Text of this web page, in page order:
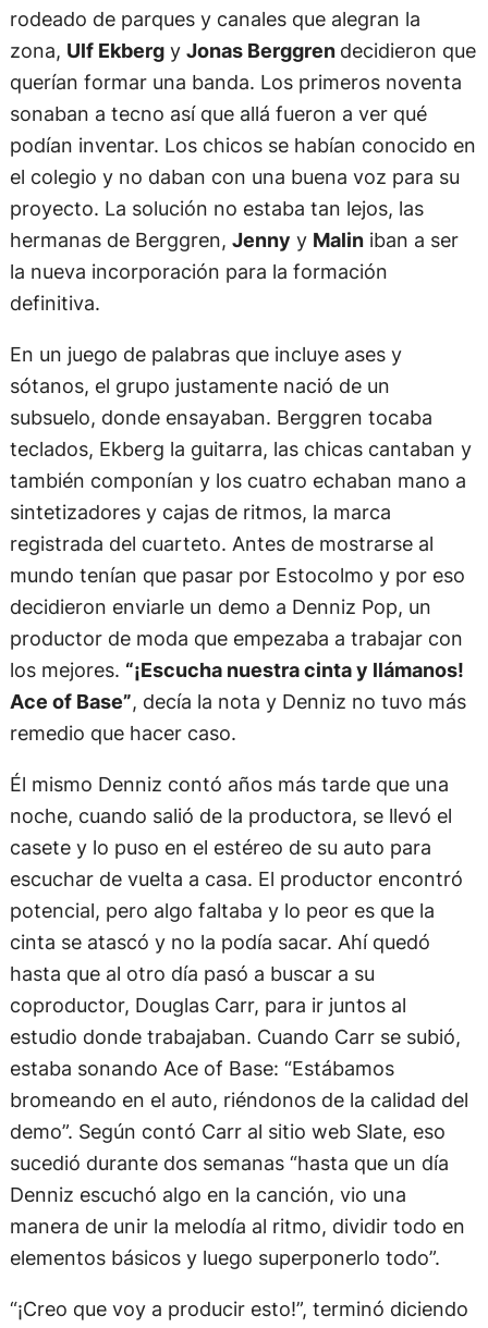
rodeado de parques y canales que alegran la
zona, Ulf Ekbergy Jonas Berggren decidieron que
querían formar una banda. Los primeros noventa
sonaban a tecno así que allá fueron a ver qué
podían inventar. Los chicos se habían conocido en
el colegio y no daban con una buena voz para su
proyecto. La solución no estaba tan lejos, las
hermanas de Berggren, Jenny y Maliniban a ser
la nueva incorporación para la formación
definitiva.
En un juego de palabras que incluye ases y
sótanos, el grupo justamente nació de un
subsuelo, donde ensayaban. Berggren tocaba
teclados, Ekberg la guitarra, las chicas cantaban y
también componían y los cuatro echaban mano a
sintetizadores y cajas de ritmos, la marca
registrada del cuarteto. Antes de mostrarse al
mundo tenían que pasar por Estocolmo y por eso
decidieron enviarle un demo a Denniz Pop, un
productor de moda que empezaba a trabajar con
los mejores. “¡Escucha nuestra cinta y llámanos!
Ace of Base”, decía la nota y Denniz no tuvo más
remedio que hacer caso.
Él mismo Denniz contó años más tarde que una
noche, cuando salió de la productora, se llevó el
casete y lo puso en el estéreo de su auto para
escuchar de vuelta a casa. El productor encontró
potencial, pero algo faltaba y lo peor es que la
cinta se atascó y no la podía sacar. Ahí quedó
hasta que al otro día pasó a buscar a su
coproductor, Douglas Carr, para ir juntos al
estudio donde trabajaban. Cuando Carr se subió,
estaba sonando Ace of Base: “Estábamos
bromeando en el auto, riéndonos de la calidad del
demo”. Según contó Carr al sitio web Slate, eso
sucedió durante dos semanas “hasta que un día
Denniz escuchó algo en la canción, vio una
manera de unir la melodía al ritmo, dividir todo en
elementos básicos y luego superponerlo todo”.
“¡Creo que voy a producir esto!”, terminó diciendo